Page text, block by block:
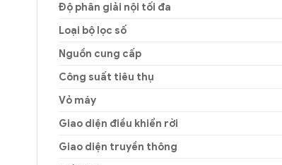
Độ phân giải nội tối đa
Loại bộ lọc số
Nguồn cung cấp
Công suất tiêu thụ
Vỏ máy
Giao diện điều khiển rời
Giao diện truyền thông